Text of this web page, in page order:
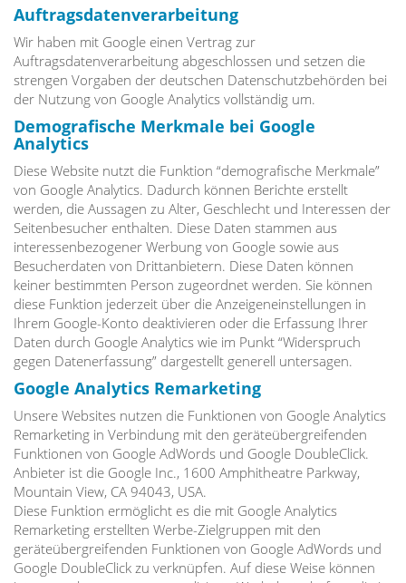
Auftragsdatenverarbeitung
Wir haben mit Google einen Vertrag zur
Auftragsdatenverarbeitung abgeschlossen und setzen die
strengen Vorgaben der deutschen Datenschutzbehörden bei
der Nutzung von Google Analytics vollständig um.
Demografische Merkmale bei Google
Analytics
Diese Website nutzt die Funktion “demografische Merkmale”
von Google Analytics. Dadurch können Berichte erstellt
werden, die Aussagen zu Alter, Geschlecht und Interessen der
Seitenbesucher enthalten. Diese Daten stammen aus
interessenbezogener Werbung von Google sowie aus
Besucherdaten von Drittanbietern. Diese Daten können
keiner bestimmten Person zugeordnet werden. Sie können
diese Funktion jederzeit über die Anzeigeneinstellungen in
Ihrem Google-Konto deaktivieren oder die Erfassung Ihrer
Daten durch Google Analytics wie im Punkt “Widerspruch
gegen Datenerfassung” dargestellt generell untersagen.
Google Analytics Remarketing
Unsere Websites nutzen die Funktionen von Google Analytics
Remarketing in Verbindung mit den geräteübergreifenden
Funktionen von Google AdWords und Google DoubleClick.
Anbieter ist die Google Inc., 1600 Amphitheatre Parkway,
Mountain View, CA 94043, USA.
Diese Funktion ermöglicht es die mit Google Analytics
Remarketing erstellten Werbe-Zielgruppen mit den
geräteübergreifenden Funktionen von Google AdWords und
Google DoubleClick zu verknüpfen. Auf diese Weise können